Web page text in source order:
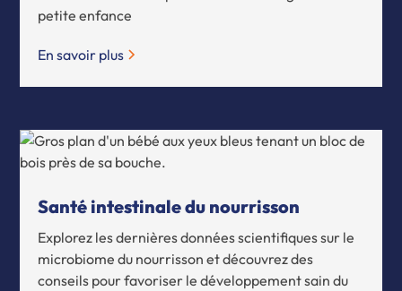
petite enfance
En savoir plus
Santé intestinale du nourrisson
Explorez les dernières données scientifiques sur le
microbiome du nourrisson et découvrez des
conseils pour favoriser le développement sain du